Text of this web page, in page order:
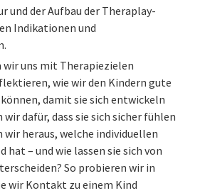
und der Aufbau der Theraplay-
Indikationen und
wir uns mit Therapiezielen
wie wir den Kindern gute
damit sie sich entwickeln
wir dafür, dass sie sich sicher fühlen
wir heraus, welche individuellen
hat – und wie lassen sie sich von
So probieren wir in
wir Kontakt zu einem Kind